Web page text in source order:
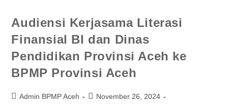
Audiensi Kerjasama Literasi
Finansial BI dan Dinas
Pendidikan Provinsi Aceh ke
BPMP Provinsi Aceh
Admin BPMP Aceh
November 26, 2024